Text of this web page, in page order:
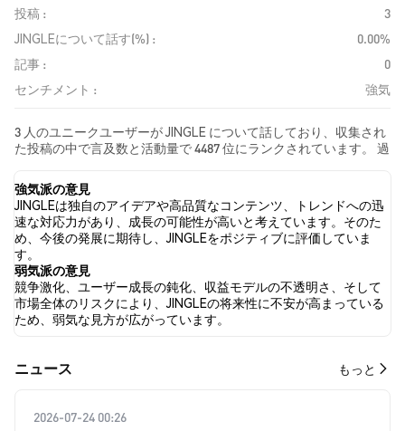
投稿 :
3
JINGLEについて話す(%) :
0.00%
記事 :
0
センチメント :
強気
3 人のユニークユーザーが JINGLE について話しており、収集され
た投稿の中で言及数と活動量で 4487 位にランクされています。 過
情は 強気 でした。 最後に、JINGLE に関するニュース記事が 0 件
公開されました。 Twitterでは、0.00% のツイートが強気の感情を
示し、100.00% のツイートが弱気の感情を示しました。 0.00% の
ツイートは JINGLE に対して中立的でした。 これらの感情分析は 1
件のツイートに基づいています。
強気派の意見
JINGLEは独自のアイデアや高品質なコンテンツ、トレンドへの迅
速な対応力があり、成長の可能性が高いと考えています。そのた
め、今後の発展に期待し、JINGLEをポジティブに評価していま
す。
弱気派の意見
競争激化、ユーザー成長の鈍化、収益モデルの不透明さ、そして
市場全体のリスクにより、JINGLEの将来性に不安が高まっている
ため、弱気な見方が広がっています。
​​ニュース​​ もっと
2026-07-24 00:26